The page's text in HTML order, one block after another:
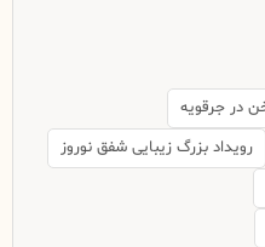
در جرقویه
رویداد بزرگ زیبایی شفق نوروز